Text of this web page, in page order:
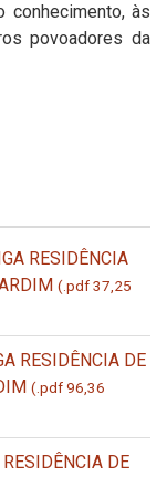
conhecimento, às
povoadores da
RESIDÊNCIA
(.pdf 37,25
RESIDÊNCIA DE
(.pdf 96,36
DE